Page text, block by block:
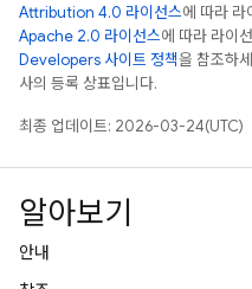
Attribution 4.0 라이선스에 따라 라
Apache 2.0 라이선스에 따라 라이
Developers 사이트 정책을 참조하
사의 등록 상표입니다.
최종 업데이트: 2026-03-24(UTC)
알아보기
안내